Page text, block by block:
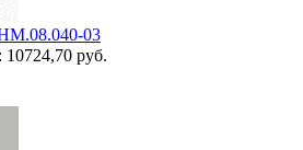
03
руб.